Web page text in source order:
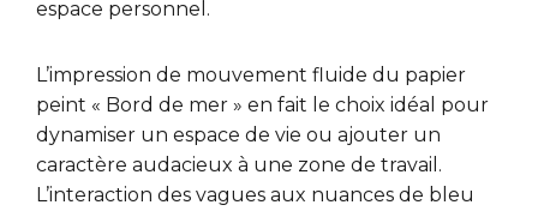
espace personnel.
L’impression de mouvement fluide du papier
peint « Bord de mer » en fait le choix idéal pour
dynamiser un espace de vie ou ajouter un
caractère audacieux à une zone de travail.
L’interaction des vagues aux nuances de bleu